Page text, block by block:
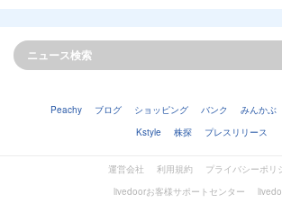
Peachy ブログ ショッピング バンク みんかぶ
Kstyle
株探 プレスリリース
運営会社 利用規約
プライバシーポリ
livedoorお客様サポートセンター